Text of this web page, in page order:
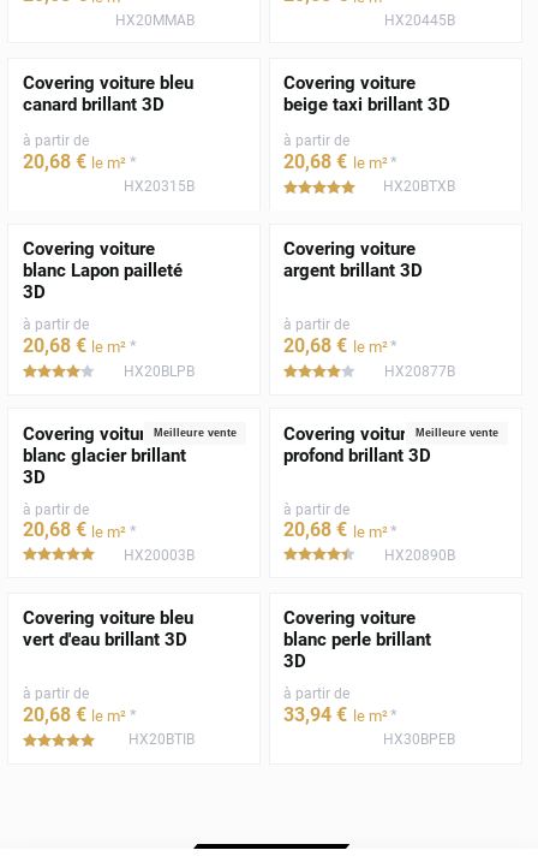
HX20MMAB HX20445B
Covering voiture bleu
canard brillant 3D
à partir de
20,68 € le m² *
HX20315B
Covering voiture
beige taxi brillant 3D
à partir de
20,68 € le m²*
*****HX20BTXB
Covering voiture
blanc Lapon pailleté
3D
à partir de
20,68 € le m² *
***** HX20BLPB
Covering voiture
argent brillant 3D
à partir de
20,68 € le m²*
***** HX20877B
Meilleure vente
Covering voiture
blanc glacier brillant
3D
à partir de
20,68 € le m² *
*****HX20003B
Meilleure vente
Covering voiture noir
profond brillant 3D
à partir de
20,68 € le m²*
***** HX20890B
Covering voiture bleu
vert d'eau brillant 3D
à partir de
20,68 € le m² *
*****HX20BTIB
Covering voiture
blanc perle brillant
3D
à partir de
33,94 € le m²*
HX30BPEB